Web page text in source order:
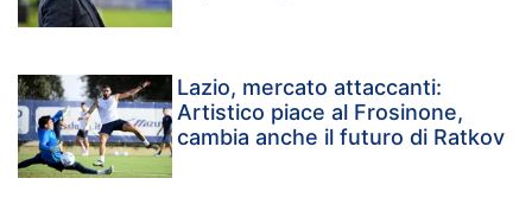
Lazio, mercato attaccanti:
Artistico piace al Frosinone,
cambia anche il futuro di Ratkov